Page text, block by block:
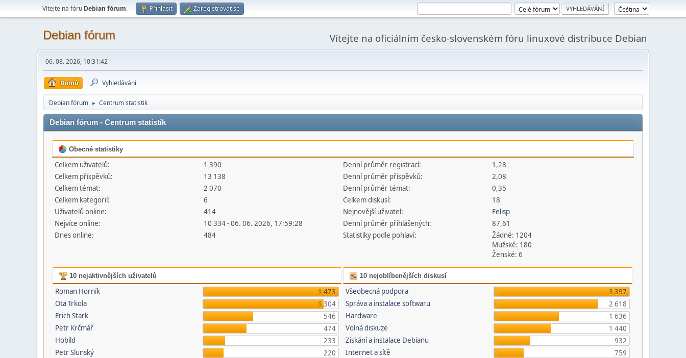
Vítejte na fóru Debian fórum. Přihlásit Zaregistrovat se
Debian fórum Vítejte na oficiálním česko-slovenském fóru linuxové distribuce Debian
06. 08. 2026, 10:31:42
Domů Vyhledávání
Debian fórum ► Centrum statistik
Debian fórum - Centrum statistik
Obecné statistiky
Celkem uživatelů:
1 390
Celkem příspěvků:
13 138
Celkem témat:
2 070
Celkem kategorií:
6
Uživatelů online:
414
Nejvíce online:
10 334 - 06. 06. 2026, 17:59:28
Dnes online:
484
Denní průměr registrací:
1,28
Denní průměr příspěvků:
2,08
Denní průměr témat:
0,35
Celkem diskusí:
18
Nejnovější uživatel:
Felisp
Denní průměr přihlášených:
87,61
Statistiky podle pohlaví:
Žádné: 1204
Mužské: 180
Ženské: 6
10 nejaktivnějších uživatelů
Roman Horník
1 473
Ota Trkola
1 304
Erich Stark
546
Petr Krčmář
474
Hobild
233
Petr Slunský
220
10 nejoblíbenějších diskusí
Všeobecná podpora
3 397
Správa a instalace softwaru
2 618
Hardware
1 636
Volná diskuze
1 440
Získání a instalace Debianu
932
Internet a sítě
759